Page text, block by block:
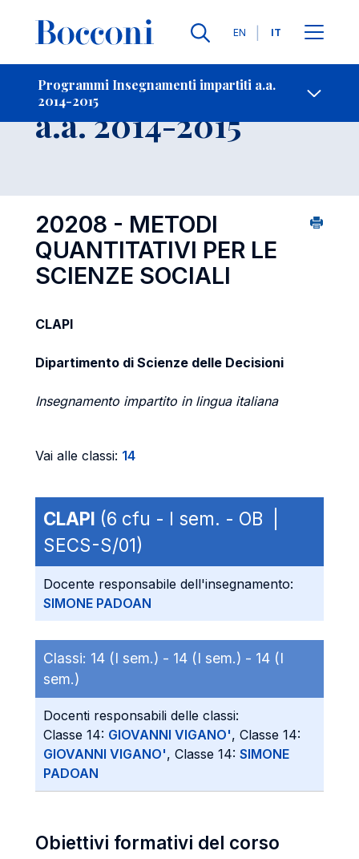
Lingue
EN IT
Programmi Insegnamenti impartiti a.a.
2014-2015
-
Insegnamento
a.a. 2014-2015
20208 - METODI
QUANTITATIVI PER LE
SCIENZE SOCIALI
CLAPI
Dipartimento di Scienze delle Decisioni
Insegnamento impartito in lingua italiana
Vai alle classi: 14
CLAPI (6 cfu - I sem. - OB |
SECS-S/01)
Docente responsabile dell'insegnamento:
SIMONE PADOAN
Classi: 14 (I sem.) - 14 (I sem.) - 14 (I
sem.)
Docenti responsabili delle classi:
Classe 14: GIOVANNI VIGANO', Classe 14:
GIOVANNI VIGANO', Classe 14: SIMONE
PADOAN
Obiettivi formativi del corso